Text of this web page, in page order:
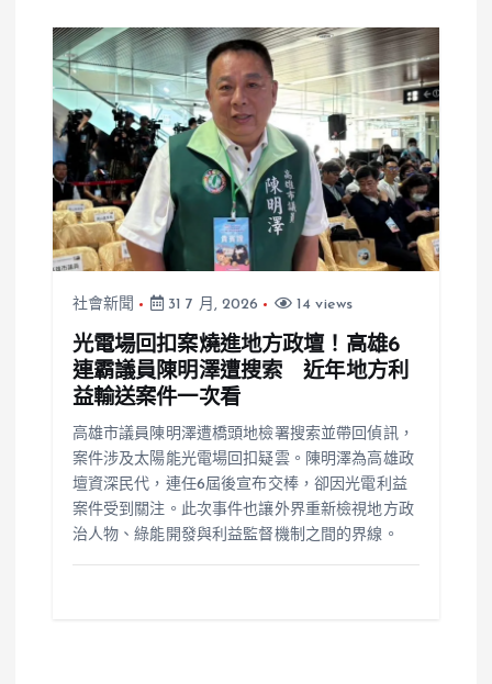
社會新聞 31 7 月, 2026 14 views
光電場回扣案燒進地方政壇！高雄6
連霸議員陳明澤遭搜索 近年地方利
益輸送案件一次看
高雄市議員陳明澤遭橋頭地檢署搜索並帶回偵訊，
案件涉及太陽能光電場回扣疑雲。陳明澤為高雄政
壇資深民代，連任6屆後宣布交棒，卻因光電利益
案件受到關注。此次事件也讓外界重新檢視地方政
治人物、綠能開發與利益監督機制之間的界線。